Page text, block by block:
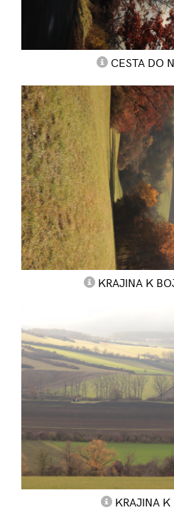
CESTA DO
KRAJINA K
KRAJINA K